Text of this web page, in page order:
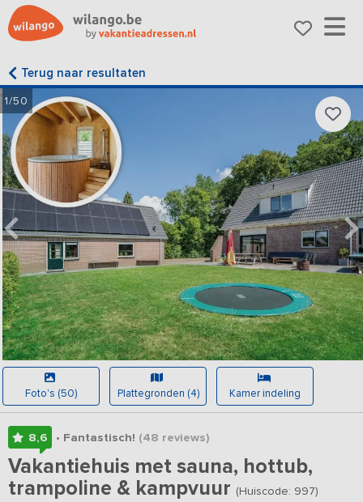
Terug naar resultaten
1/50
Foto's (50) Plattegronden (4) Kamer indeling
8,6 • Fantastisch! (48 reviews)
Vakantiehuis met sauna, hottub,
trampoline & kampvuur (Huiscode: 997)